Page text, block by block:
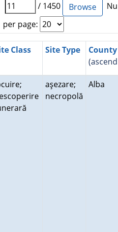
/ 1450
per page:
Class Site Type
County
aşezare;
necropolă
Alba